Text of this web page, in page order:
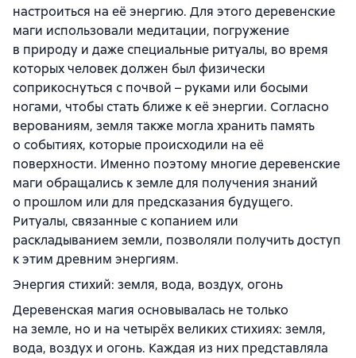
настроиться на её энергию. Для этого деревенские
маги использовали медитации, погружение
в природу и даже специальные ритуалы, во время
которых человек должен был физически
соприкоснуться с почвой – руками или босыми
ногами, чтобы стать ближе к её энергии. Согласно
верованиям, земля также могла хранить память
о событиях, которые происходили на её
поверхности. Именно поэтому многие деревенские
маги обращались к земле для получения знаний
о прошлом или для предсказания будущего.
Ритуалы, связанные с копанием или
раскладыванием земли, позволяли получить доступ
к этим древним энергиям.
Энергия стихий: земля, вода, воздух, огонь
Деревенская магия основывалась не только
на земле, но и на четырёх великих стихиях: земля,
вода, воздух и огонь. Каждая из них представляла